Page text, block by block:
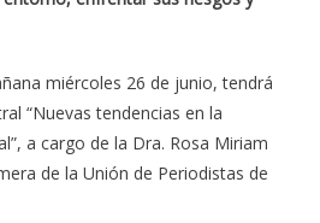
miércoles 26 de junio, tendrá
“Nuevas tendencias en la
a cargo de la Dra. Rosa Miriam
de la Unión de Periodistas de